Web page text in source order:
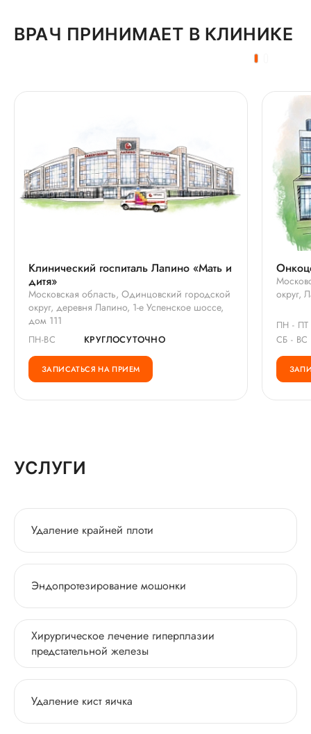
ВРАЧ ПРИНИМАЕТ В КЛИНИКЕ
Клинический госпиталь Лапино «Мать и
дитя»
Московская область, Одинцовский городской
округ, деревня Лапино, 1-е Успенское шоссе,
дом 111
ПН-ВС КРУГЛОСУТОЧНО
ЗАПИСАТЬСЯ НА ПРИЕМ
округ,
ПН - ПТ
СБ - ВС
УСЛУГИ
Удаление крайней плоти
Эндопротезирование мошонки
Хирургическое лечение гиперплазии
предстательной железы
Удаление кист яичка